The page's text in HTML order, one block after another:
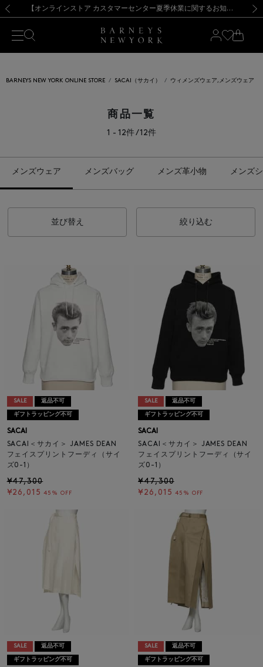
新規登録のお客様も対象！＜MY BARNEYS＞会員のお客様は11,000円（税込）以上のお買上げで常時送料無料！お買い物の際は会員登録を！
【夏季休業に伴う出荷一時停止のお知らせ】(2026.8.7) 【オンラインストア カスタマーセンター夏季休業に関するお知らせ】（2026.8.7）
【夏季休業に伴う返品・交換承り一時停止のお知らせ】（2026.8.5）
熊本県を中心とした地震の影響によるお荷物のお届けについて
【開催中】SUMMER SALEのご案内・ご注意事項 新規登録のお客様も対象！＜MY BARNEYS＞会員のお客様は11,000円（税込）以上のお買上げで常時送料無料！お買い物の際は会員登録を！
【夏季休業に伴う出荷一時停止のお知らせ】(2026.8.7)
BARNEYS NEW YORK ONLINE STORE SACAI（サカイ） ウィメンズウェア,メンズウェア
商品一覧
1 - 12件 / 12件
メンズウェア メンズバッグ メンズ革小物 メンズ
並び替え 絞り込む
SALE 返品不可
ギフトラッピング不可
SACAI
SACAI＜サカイ＞ JAMES DEAN
フェイスプリントフーディ（サイ
ズ0-1）
¥47,300
¥26,015 45% OFF
SALE 返品不可
ギフトラッピング不可
SACAI
SACAI＜サカイ＞ JAMES DEAN
フェイスプリントフーディ（サイ
ズ0-1）
¥47,300
¥26,015 45% OFF
SALE 返品不可
ギフトラッピング不可
SALE 返品不可
ギフトラッピング不可